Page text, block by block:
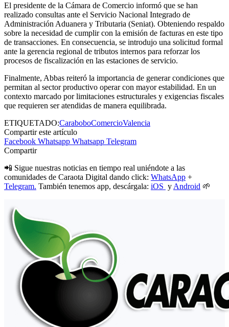
El presidente de la Cámara de Comercio informó que se han
realizado consultas ante el Servicio Nacional Integrado de
Administración Aduanera y Tributaria (Seniat). Obteniendo respaldo
sobre la necesidad de cumplir con la emisión de facturas en este tipo
de transacciones. En consecuencia, se introdujo una solicitud formal
ante la gerencia regional de tributos internos para reforzar los
procesos de fiscalización en las estaciones de servicio.
Finalmente, Abbas reiteró la importancia de generar condiciones que
permitan al sector productivo operar con mayor estabilidad. En un
contexto marcado por limitaciones estructurales y exigencias fiscales
que requieren ser atendidas de manera equilibrada.
ETIQUETADO:CaraboboComercioValencia
Compartir este artículo
Facebook Whatsapp Whatsapp Telegram
Compartir
📲 Sigue nuestras noticias en tiempo real uniéndote a las
comunidades de Caraota Digital dando click: WhatsApp +
Telegram. También tenemos app, descárgala: iOS y Android 🌱